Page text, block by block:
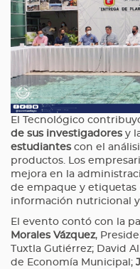
El Tecnológico
de sus investigadores y
estudiantes con el
productos. Los
mejora en la
de empaque y etiquetas
información nutricional
El evento contó con la
Morales Vázquez,
Tuxtla Gutiérrez; David
de Economía Municipal;